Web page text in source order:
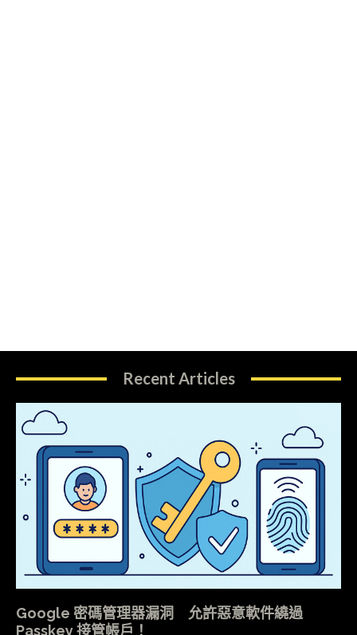
Recent Articles
Google 密碼管理器漏洞 允許惡意軟件繞過
Passkey 接管帳戶！